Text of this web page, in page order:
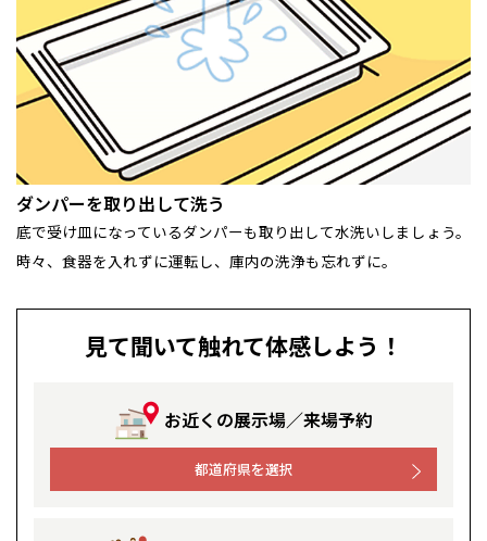
ダンパーを取り出して洗う
底で受け皿になっているダンパーも取り出して水洗いしましょう。
時々、食器を入れずに運転し、庫内の洗浄も忘れずに。
見て聞いて触れて体感しよう！
お近くの展示場／来場予約
都道府県を選択